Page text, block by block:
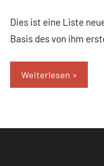
Dies ist eine Liste
Basis des von ihm
Weiterlesen